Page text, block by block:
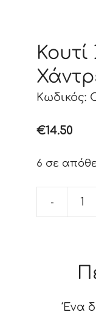
Κουτί
Κωδικός:
€14.50
6 σε
-
Ένα